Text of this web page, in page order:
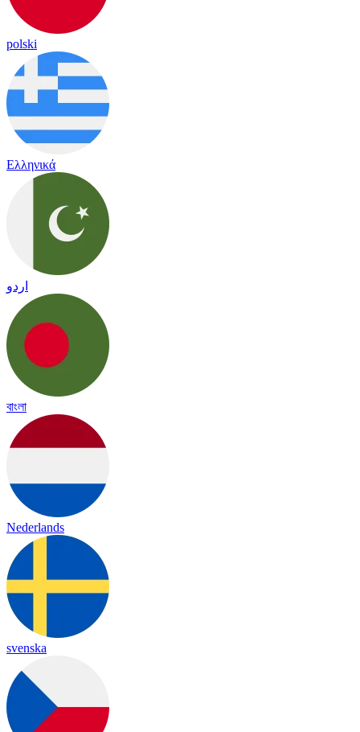
polski
Ελληνικά
اردو
বাংলা
Nederlands
svenska